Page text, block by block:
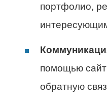
портфолио,
помощью
обратную